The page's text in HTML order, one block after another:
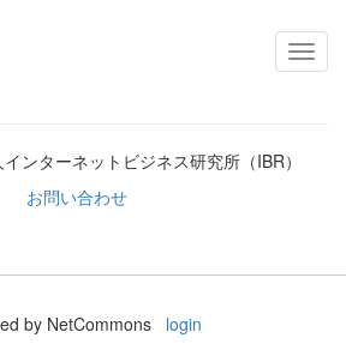
ンターネットビジネス研究所（IBR）
お問い合わせ
by NetCommons login